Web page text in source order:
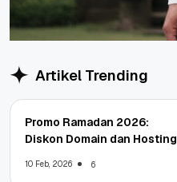
Artikel Trending
Promo Ramadan 2026:
Diskon Domain dan Hosting
10 Feb, 2026 6